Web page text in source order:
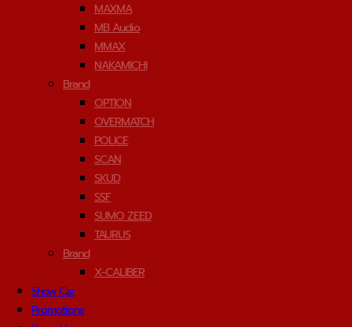
MAXMA
MB Audio
MMAX
NAKAMICHI
Brand
OPTION
OVERMATCH
POLICE
SCAN
SKUD
SSF
SUMO ZEED
TAURUS
Brand
X-CALIBER
Show Car
Promotions